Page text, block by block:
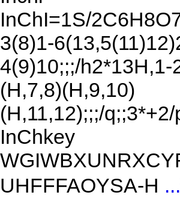
InChI=1S/
3(8)1-
4(9)10;;;/h2*13H,1-
(H,7,8)(H,9,10)
(H,11,12);;;/q;;3*+2/
InChkey
UHFFFAOYSA-H ...